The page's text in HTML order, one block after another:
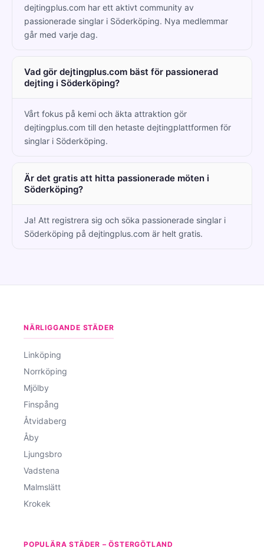
dejtingplus.com har ett aktivt community av
passionerade singlar i Söderköping. Nya medlemmar
går med varje dag.
Vad gör dejtingplus.com bäst för passionerad
dejting i Söderköping?
Vårt fokus på kemi och äkta attraktion gör
dejtingplus.com till den hetaste dejtingplattformen för
singlar i Söderköping.
Är det gratis att hitta passionerade möten i
Söderköping?
Ja! Att registrera sig och söka passionerade singlar i
Söderköping på dejtingplus.com är helt gratis.
NÄRLIGGANDE STÄDER
Linköping
Norrköping
Mjölby
Finspång
Åtvidaberg
Åby
Ljungsbro
Vadstena
Malmslätt
Krokek
POPULÄRA STÄDER – ÖSTERGÖTLAND